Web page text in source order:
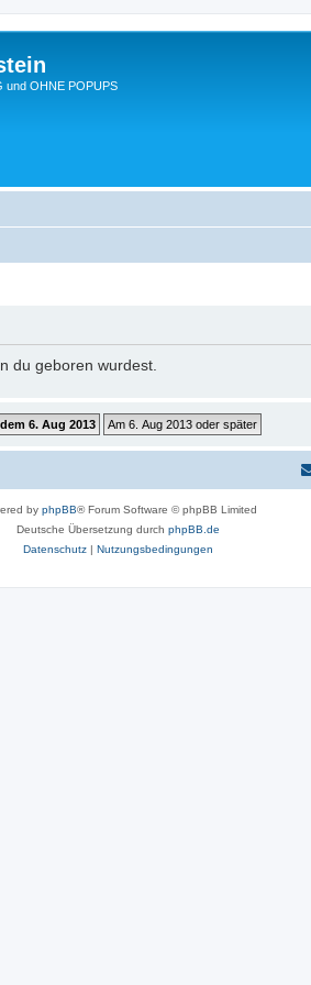
und OHNE POPUPS
du geboren wurdest.
by phpBB® Forum Software © phpBB Limited
Deutsche Übersetzung durch phpBB.de
Datenschutz| Nutzungsbedingungen